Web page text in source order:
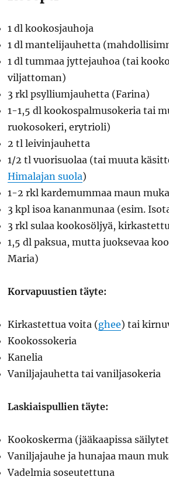
1 dl kookosjauhoja
1 dl mantelijauhetta
1 dl tummaa jyttejauhoa (tai
viljattoman)
3 rkl psylliumjauhetta (Farina)
1-1,5 dl kookospalmusokeria tai
ruokosokeri, erytrioli)
2 tl leivinjauhetta
1/2 tl vuorisuolaa (tai muuta
Himalajan suola)
1-2 rkl kardemummaa maun
3 kpl isoa kananmunaa (esim.
3 rkl sulaa kookosöljyä,
1,5 dl paksua, mutta juoksevaa
Maria)
Korvapuustien täyte:
Kirkastettua voita (ghee) tai
Kookossokeria
Kanelia
Vaniljajauhetta tai vaniljasokeria
Laskiaispullien täyte:
Kookoskerma (jääkaapissa
Vaniljajauhe ja hunajaa maun
Vadelmia soseutettuna